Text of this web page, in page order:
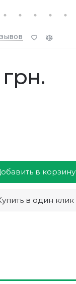
в корзину
в один клик